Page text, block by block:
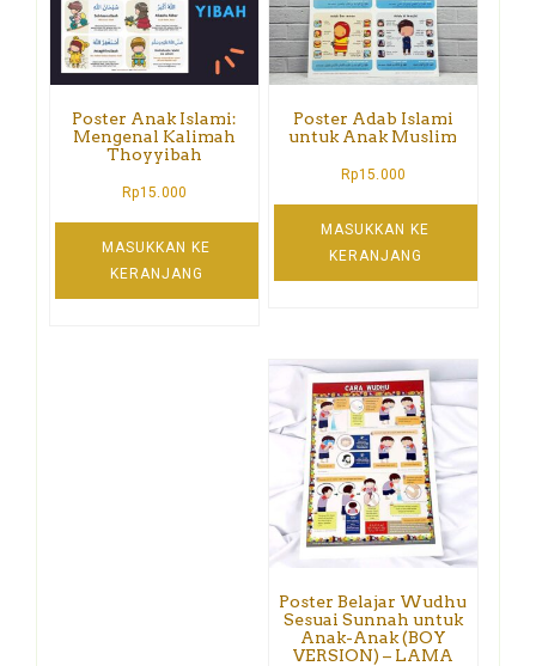
Poster Anak Islami:
Mengenal Kalimah
Thoyyibah
Rp15.000
MASUKKAN KE
KERANJANG
Poster Adab Islami
untuk Anak Muslim
Rp15.000
MASUKKAN KE
KERANJANG
Poster Belajar Wudhu
Sesuai Sunnah untuk
Anak-Anak (BOY
VERSION) – LAMA